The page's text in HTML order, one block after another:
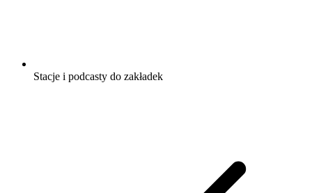
Stacje i podcasty do zakładek